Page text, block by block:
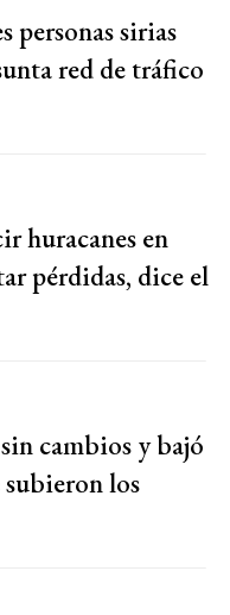
personas sirias
red de tráfico
huracanes en
pérdidas, dice el
cambios y bajó
los